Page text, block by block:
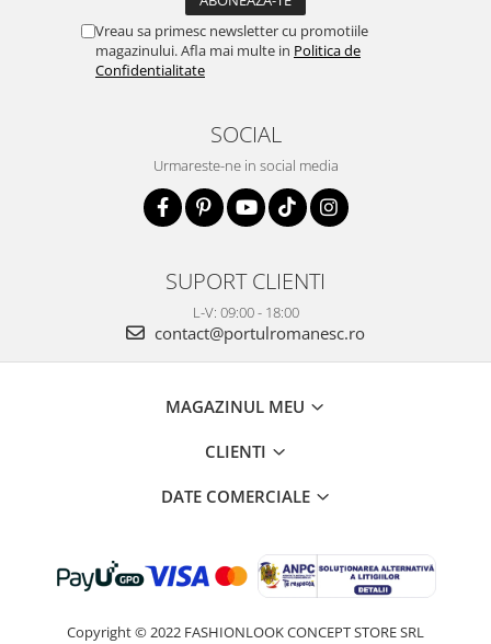
Vreau sa primesc newsletter cu promotiile
magazinului. Afla mai multe in Politica de
Confidentialitate
SOCIAL
Urmareste-ne in social media
SUPORT CLIENTI
L-V: 09:00 - 18:00
contact@portulromanesc.ro
MAGAZINUL MEU
CLIENTI
DATE COMERCIALE
Copyright © 2022 FASHIONLOOK CONCEPT STORE SRL